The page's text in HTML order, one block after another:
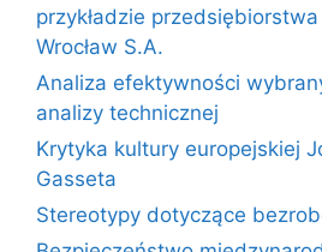
przykładzie
Wrocław S.A.
Analiza efektywności
analizy technicznej
Krytyka kultury europejskiej
Gasseta
Stereotypy dotyczące